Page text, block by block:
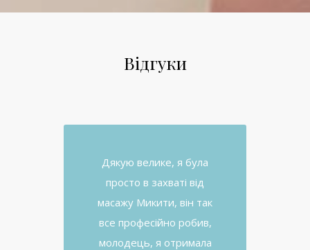
Відгуки
Дякую велике, я була
просто в захваті від
масажу Микити, він так
все професійно робив,
молодець, я отримала